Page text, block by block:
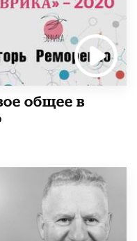
общее в